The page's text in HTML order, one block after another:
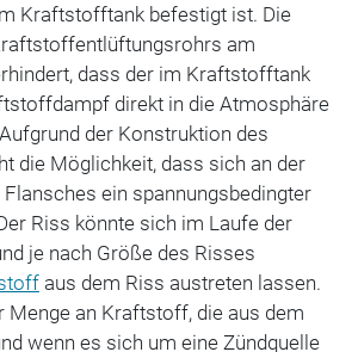
Kraftstofftank befestigt ist. Die
am
dass der im Kraftstofftank
direkt in die Atmosphäre
der Konstruktion des
die Möglichkeit, dass sich an der
ein spannungsbedingter
Riss könnte sich im Laufe der
je nach Größe des Risses
aus dem Riss austreten lassen.
Menge an Kraftstoff, die aus dem
wenn es sich um eine Zündquelle